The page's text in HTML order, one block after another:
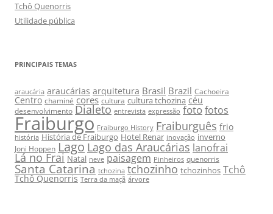
Tchô Quenorris
Utilidade pública
PRINCIPAIS TEMAS
araucária araucárias arquitetura Brasil Brazil Cachoeira
Centro chaminé cores cultura cultura tchozina céu
desenvolvimento Dialeto entrevista expressão fotofotos
Fraiburgo Fraiburgo History Fraiburguês frio
história História de Fraiburgo Hotel Renar inovação inverno
Joni Hoppen Lago Lago das Araucárias lanofrai
Lá no Frai Natal neve paisagem Pinheiros quenorris
Santa Catarina tchozina tchozinho tchozinhos Tchô
Tchô Quenorris Terra da maçã árvore